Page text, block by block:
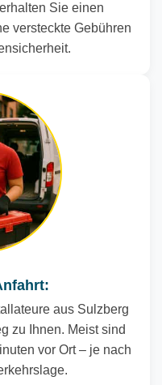
Sie einen
versteckte Gebühren
aus Sulzberg
zu Ihnen. Meist sind
vor Ort – je nach